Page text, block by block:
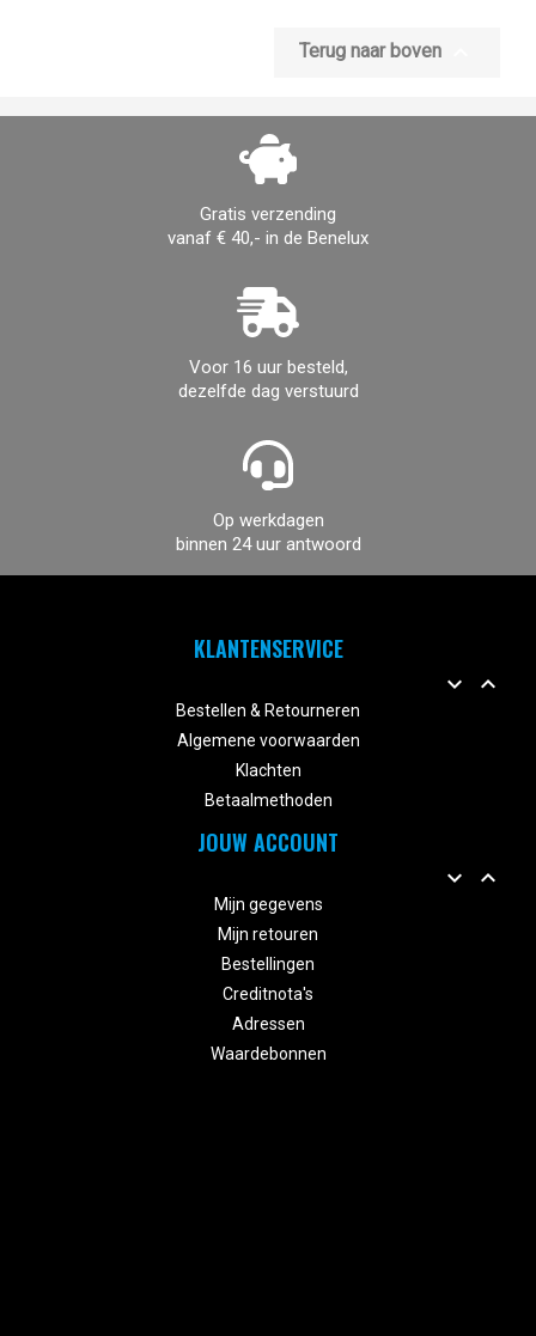
Terug naar boven
Gratis verzending
vanaf € 40,- in de Benelux
Voor 16 uur besteld,
dezelfde dag verstuurd
Op werkdagen
binnen 24 uur antwoord
KLANTENSERVICE
 
Bestellen & Retourneren
Algemene voorwaarden
Klachten
Betaalmethoden
JOUW ACCOUNT
 
Mijn gegevens
Mijn retouren
Bestellingen
Creditnota's
Adressen
Waardebonnen